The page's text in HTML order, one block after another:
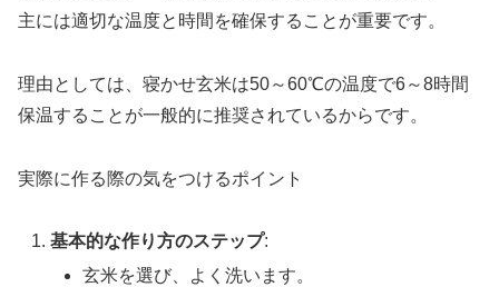
主には適切な温度と時間を確保することが重要です。
理由としては、寝かせ玄米は50～60℃の温度で6～8時間
保温することが一般的に推奨されているからです。
実際に作る際の気をつけるポイント
基本的な作り方のステップ:
玄米を選び、よく洗います。